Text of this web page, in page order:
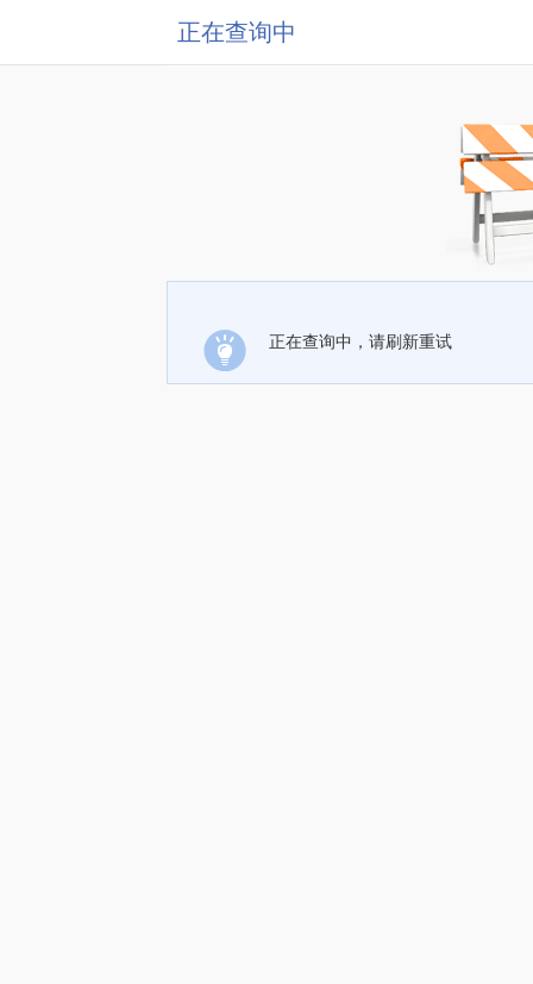
正在查询中
正在查询中，请刷新重试